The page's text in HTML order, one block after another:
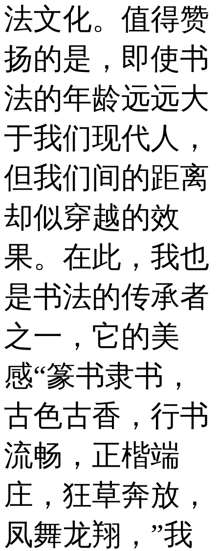
法文化。值得赞
扬的是，即使书
法的年龄远远大
于我们现代人，
但我们间的距离
却似穿越的效
果。在此，我也
是书法的传承者
之一，它的美
感“篆书隶书，
古色古香，行书
流畅，正楷端
庄，狂草奔放，
凤舞龙翔，”我